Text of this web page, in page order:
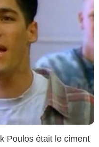
Poulos était le ciment